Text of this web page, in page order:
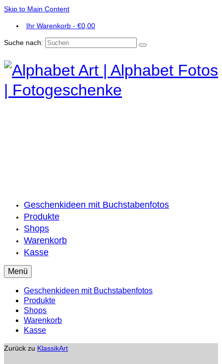
Skip to Main Content
Ihr Warenkorb - €0,00
Suche nach:
Geschenkideen mit Buchstabenfotos
Produkte
Shops
Warenkorb
Kasse
Menü
Geschenkideen mit Buchstabenfotos
Produkte
Shops
Warenkorb
Kasse
Zurück zu KlassikArt